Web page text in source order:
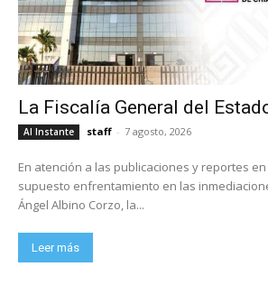
La Fiscalía General del
Al Instante staff - 7 agosto, 2026
En atención a las publicaciones y reportes
supuesto enfrentamiento en las
Ángel Albino Corzo, la...
Leer más